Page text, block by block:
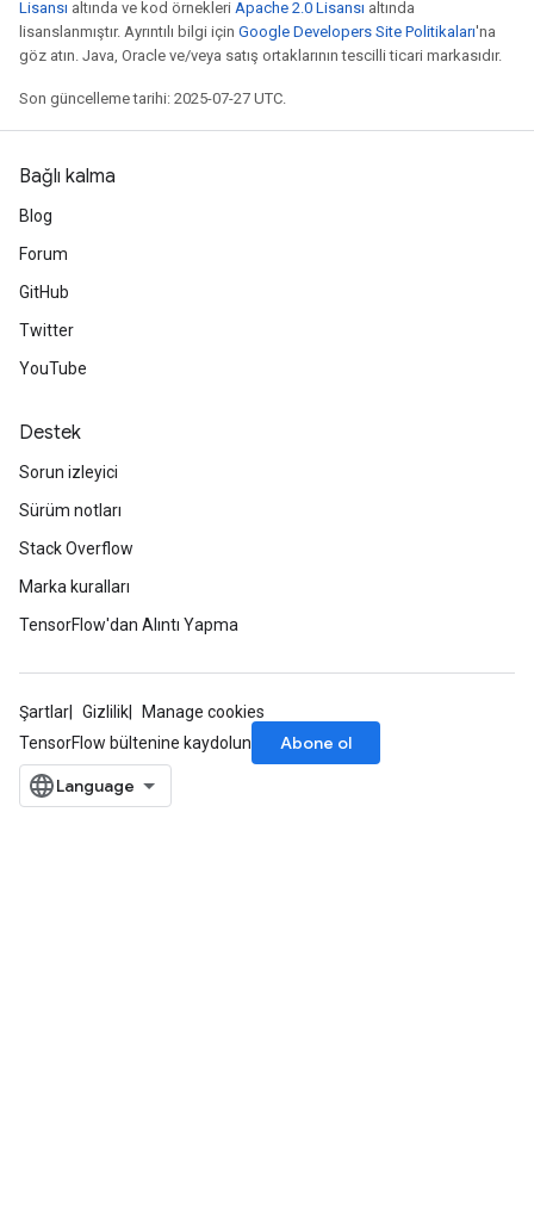
Lisansı altında ve kod örnekleri Apache 2.0 Lisansı altında
lisanslanmıştır. Ayrıntılı bilgi için Google Developers Site Politikaları'na
göz atın. Java, Oracle ve/veya satış ortaklarının tescilli ticari markasıdır.
Son güncelleme tarihi: 2025-07-27 UTC.
Bağlı kalma
Blog
Forum
GitHub
Twitter
YouTube
Destek
Sorun izleyici
Sürüm notları
Stack Overflow
Marka kuralları
TensorFlow'dan Alıntı Yapma
Şartlar Gizlilik
Manage cookies
TensorFlow bültenine kaydolun
Abone ol